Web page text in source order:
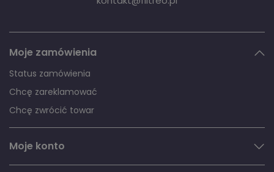
Moje zamówienia
Status zamówienia
Chcę zareklamować
Chcę zwrócić towar
Moje konto